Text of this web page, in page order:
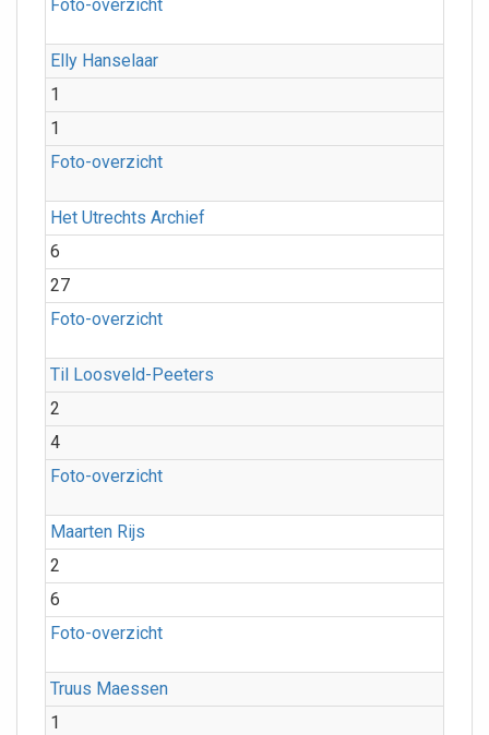
Foto-overzicht
Elly Hanselaar
1
1
Foto-overzicht
Het Utrechts Archief
6
27
Foto-overzicht
Til Loosveld-Peeters
2
4
Foto-overzicht
Maarten Rijs
2
6
Foto-overzicht
Truus Maessen
1